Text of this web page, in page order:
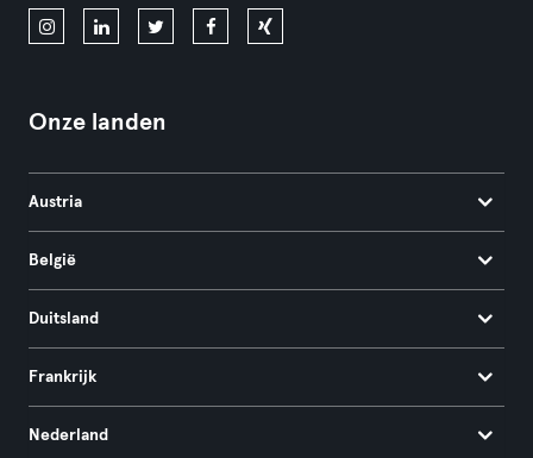
Onze landen
Austria
België
Duitsland
Frankrijk
Nederland